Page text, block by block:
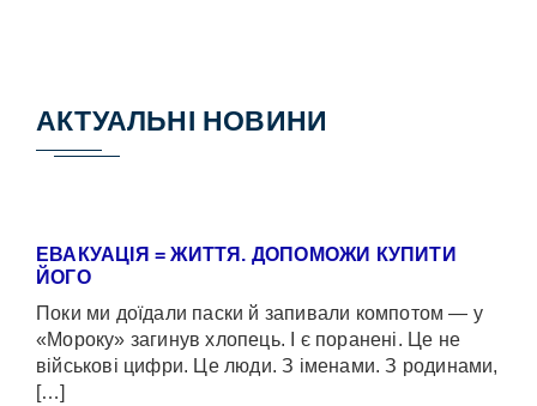
АКТУАЛЬНІ НОВИНИ
ЕВАКУАЦІЯ = ЖИТТЯ. ДОПОМОЖИ КУПИТИ
ЙОГО
Поки ми доїдали паски й запивали компотом — у
«Мороку» загинув хлопець. І є поранені. Це не
військові цифри. Це люди. З іменами. З родинами,
[…]